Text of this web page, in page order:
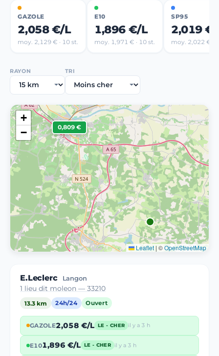
GAZOLE
2,058 €/L
moy. 2,129 € · 10 st.
E10
1,896 €/L
moy. 1,971 € · 10 st.
SP95
2,019
moy. 2,022 € ·
RAYON TRI
0,809 €
+
−
Leaflet | ©OpenStreetMap
E.Leclerc Langon
1 lieu dit moleon — 33210
13.3 km 24h/24 Ouvert
GAZOLE2,058 €/L LE - CHER il y a 3 h
E101,896 €/L LE - CHER il y a 3 h